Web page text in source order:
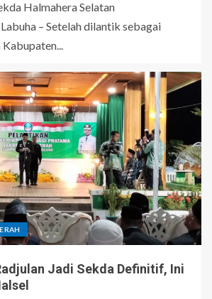
Halmahera Selatan
– Setelah dilantik sebagai
Jadi Sekda Definitif, Ini